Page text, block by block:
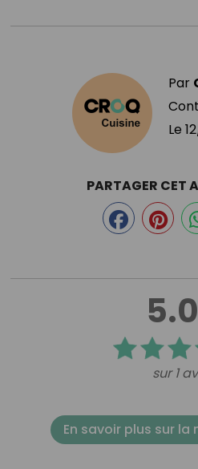
Par
Le
5.0
sur 1
PARTAGER CET
En savoir plus sur la